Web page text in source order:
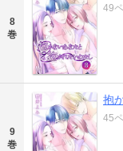
8
巻
49
9
巻
抱
45